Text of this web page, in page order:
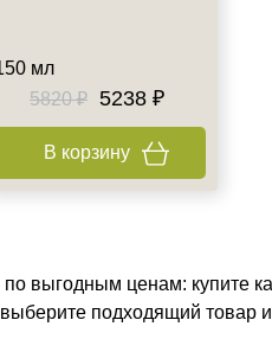
мл
5820 ₽ 5238 ₽
В корзину
выгодным ценам: купите
подходящий товар